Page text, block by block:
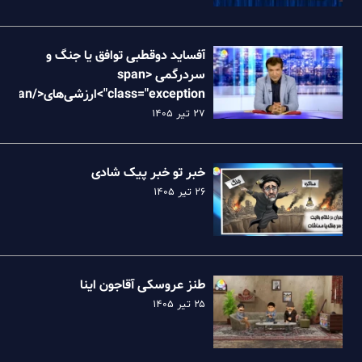
آفساید دوقطبی توافق یا جنگ و
سردرگمی <span
نظام
۲۷ تیر ۱۴۰۵
خبر تو خبر پیک شادی
۲۶ تیر ۱۴۰۵
طنز عروسکی آقاجون اینا
۲۵ تیر ۱۴۰۵